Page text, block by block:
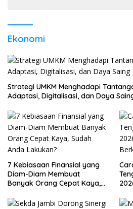
Ekonomi
Strategi UMKM Menghadapi
Adaptasi, Digitalisasi, dan Daya
7 Kebiasaan Finansial yang
Diam-Diam Membuat
Banyak Orang Cepat Kaya,